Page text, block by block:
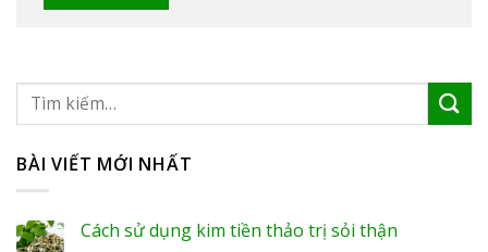
BÀI VIẾT MỚI NHẤT
Cách sử dụng kim tiền thảo trị sỏi thận